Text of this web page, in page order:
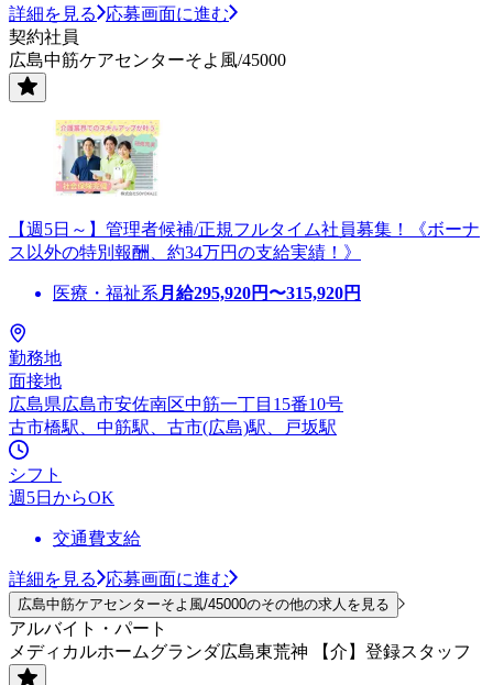
詳細を見る
応募画面に進む
契約社員
広島中筋ケアセンターそよ風/45000
【週5日～】管理者候補/正規フルタイム社員募集！《ボーナ
ス以外の特別報酬、約34万円の支給実績！》
医療・福祉系 月給295,920円〜315,920円
勤務地
面接地
広島県広島市安佐南区中筋一丁目15番10号
古市橋駅、中筋駅、古市(広島)駅、戸坂駅
シフト
週5日からOK
交通費支給
詳細を見る 応募画面に進む
広島中筋ケアセンターそよ風/45000のその他の求人を見る
アルバイト・パート
メディカルホームグランダ広島東荒神 【介】登録スタッフ